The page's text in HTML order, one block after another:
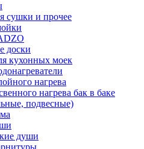
сушки и прочее
доски
кухонных моек
нагрева
нагрева бак в баке
подвесные)
души